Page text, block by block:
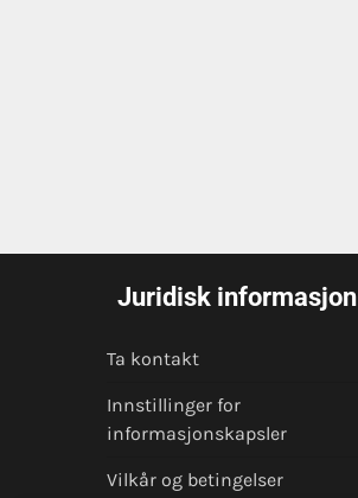
Juridisk informasjon
Ta kontakt
Innstillinger for
informasjonskapsler
Vilkår og betingelser